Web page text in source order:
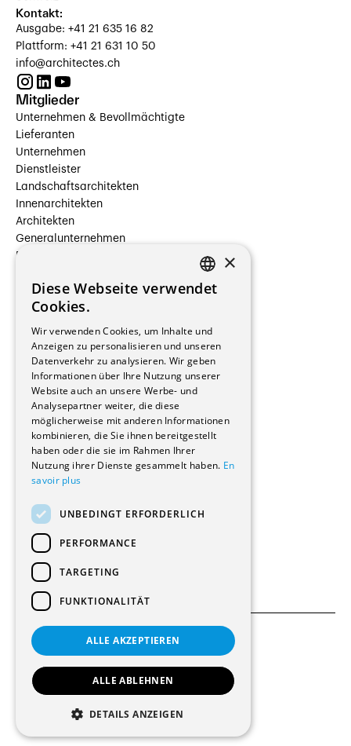
Kontakt:
Ausgabe: +41 21 635 16 82
Plattform: +41 21 631 10 50
info@architectes.ch
Mitglieder
Unternehmen & Bevollmächtigte
Lieferanten
Unternehmen
Dienstleister
Landschaftsarchitekten
Innenarchitekten
Architekten
Generalunternehmen
Beauftragte Unternehmen
Hersteller/Lieferanten
Bauherrschaften
Immobilienverwaltungsgesellschaften
Stockwerkeigentum
Reportagen
Wohnungen
Renovierungen
Innere Umbauten
Gastgewerbe und Tourismus
Verwaltungsgebäude und Geschäfte
Schuleinrichtungen
Medizinische Einrichtungen
Kultur - Sport - Freizeit
Industrie - Handwerk
Transport und Parkplätze
Diverse Bauten
© 2026 Alle Rechte vorbehalten
Allgemeine Bedingungen
FRENCH
×
Diese Webseite verwendet
Cookies.
Wir verwenden Cookies, um Inhalte und
Anzeigen zu personalisieren und unseren
Datenverkehr zu analysieren. Wir geben
Informationen über Ihre Nutzung unserer
Website auch an unsere Werbe- und
Analysepartner weiter, die diese
möglicherweise mit anderen Informationen
kombinieren, die Sie ihnen bereitgestellt
haben oder die sie im Rahmen Ihrer
Nutzung ihrer Dienste gesammelt haben. En
savoir plus
UNBEDINGT ERFORDERLICH
PERFORMANCE
TARGETING
FUNKTIONALITÄT
ALLE AKZEPTIEREN
ALLE ABLEHNEN
DETAILS ANZEIGEN